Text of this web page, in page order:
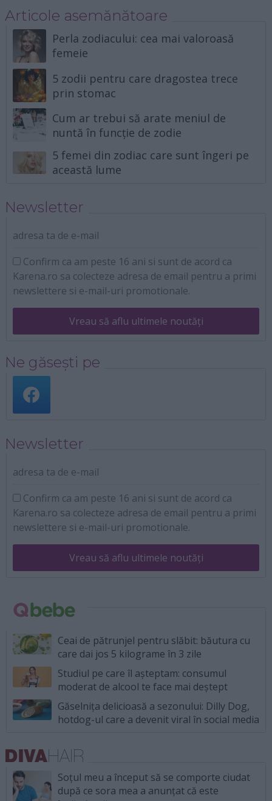
Articole asemănătoare
Perla zodiacului: cea mai valoroasă
femeie
5 zodii pentru care dragostea trece
prin stomac
Cum ar trebui să arate meniul de
nuntă în funcție de zodie
5 femei din zodiac care sunt îngeri pe
această lume
Newsletter
adresa ta de e-mail
Confirm ca am peste 16 ani si sunt de acord ca
Karena.ro sa colecteze adresa de email pentru a primi
newslettere si e-mail-uri promotionale.
Vreau să aflu ultimele noutăți
Ne găsești pe
Newsletter
adresa ta de e-mail
Confirm ca am peste 16 ani si sunt de acord ca
Karena.ro sa colecteze adresa de email pentru a primi
newslettere si e-mail-uri promotionale.
Vreau să aflu ultimele noutăți
Ceai de pătrunjel pentru slăbit: băutura cu
care dai jos 5 kilograme în 3 zile
Studiul pe care îl așteptam: consumul
moderat de alcool te face mai deștept
Găselnița delicioasă a sezonului: Dilly Dog,
hotdog-ul care a devenit viral în social media
Soțul meu a început să se comporte ciudat
după ce sora mea a anunțat că este